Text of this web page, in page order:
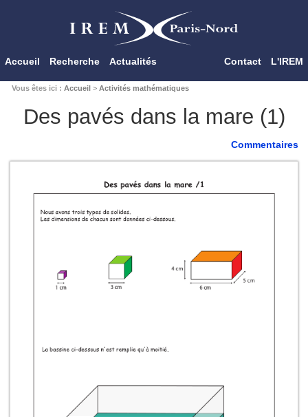
Accueil Recherche Actualités Contact L'IREM
Vous êtes ici : Accueil> Activités mathématiques
Des pavés dans la mare (1)
Commentaires